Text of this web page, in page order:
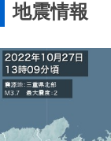
地震情報